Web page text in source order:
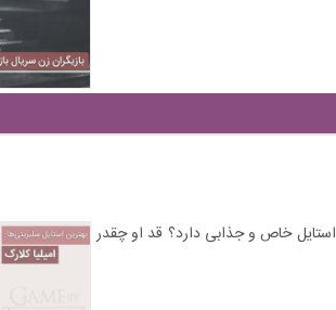
استایل خاص و جذابی دارد؟ قد او چقدر